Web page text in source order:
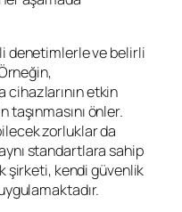
denetimlerle ve belirli
cihazlarının etkin
taşınmasını önler.
zorluklar da
standartlara sahip
şirketi, kendi güvenlik